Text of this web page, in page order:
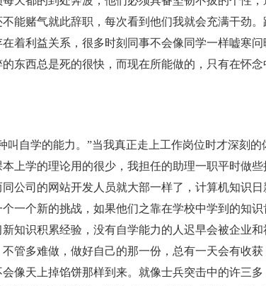
能赌气就此辞职，每次看到他们我就会充满干劲
着利益关系，很多时刻同事不会像同学一样嘘寒
东西总是死的很快，而现在所能做的，只有在怀
自学的能力。”当我真正走上工作岗位时才深刻的
上学的理论用的很少，我担任的助理一职平时做
公司的网站开发人员就大部一样了，计算机知识
一个新的挑战，如果他们之靠在学校中学到的知识
知识积累经验，没有自学能力的人迟早会被企业
管多难做，做好自己的那一份，总有一天会有收获
像天上掉馅饼那样到来。就像士兵突击中的许三